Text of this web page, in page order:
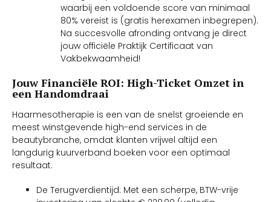
waarbij een voldoende score van minimaal
80% vereist is (gratis herexamen inbegrepen).
Na succesvolle afronding ontvang je direct
jouw officiële Praktijk Certificaat van
Vakbekwaamheid!
Jouw Financiële ROI: High-Ticket Omzet in
een Handomdraai
Haarmesotherapie is een van de snelst groeiende en
meest winstgevende high-end services in de
beautybranche, omdat klanten vrijwel altijd een
langdurig kuurverband boeken voor een optimaal
resultaat.
De Terugverdientijd: Met een scherpe, BTW-vrije